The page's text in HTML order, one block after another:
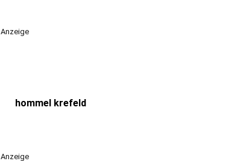
Anzeige
hommel krefeld
Anzeige